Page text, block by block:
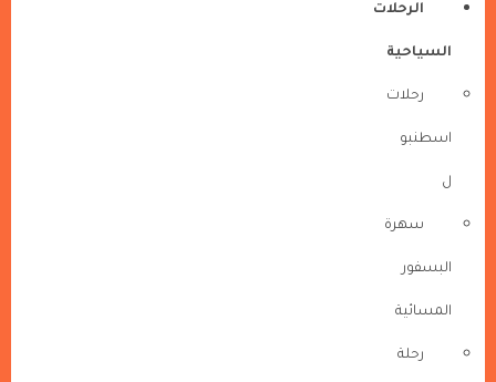
الرحلات
السياحية
رحلات
اسطنبو
ل
سهرة
البسفور
المسائية
رحلة